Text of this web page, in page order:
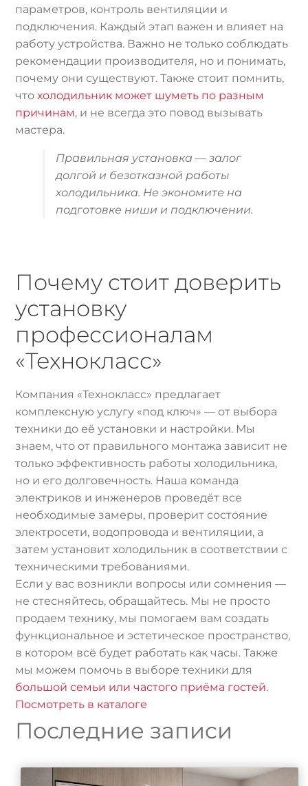
параметров, контроль вентиляции и
подключения. Каждый этап важен и влияет на
работу устройства. Важно не только соблюдать
рекомендации производителя, но и понимать,
почему они существуют. Также стоит помнить,
чтохолодильник может шуметь по разным
причинам, и не всегда это повод вызывать
мастера.
Правильная установка — залог
долгой и безотказной работы
холодильника. Не экономите на
подготовке ниши и подключении.
Почему стоит доверить
установку
профессионалам
«Технокласс»
Компания «Технокласс» предлагает
комплексную услугу «под ключ» — от выбора
техники до её установки и настройки. Мы
знаем, что от правильного монтажа зависит не
только эффективность работы холодильника,
но и его долговечность. Наша команда
электриков и инженеров проведёт все
необходимые замеры, проверит состояние
электросети, водопровода и вентиляции, а
затем установит холодильник в соответствии с
техническими требованиями.
Если у вас возникли вопросы или сомнения —
не стесняйтесь, обращайтесь. Мы не просто
продаем технику, мы помогаем вам создать
функциональное и эстетическое пространство,
в котором всё будет работать как часы. Также
мы можем помочь в выборе техники для
большой семьи или частого приёма гостей.
Посмотреть в каталоге
Последние записи